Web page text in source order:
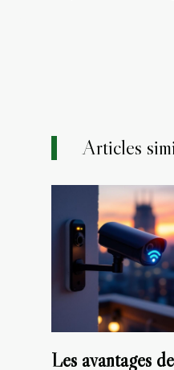
Articles
Les avantages